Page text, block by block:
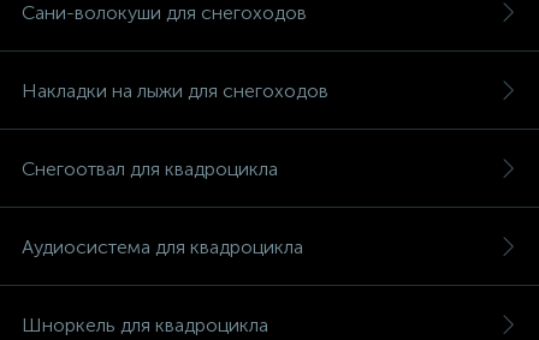
Сани-волокуши для снегоходов
Накладки на лыжи для снегоходов
Снегоотвал для квадроцикла
Аудиосистема для квадроцикла
Шноркель для квадроцикла